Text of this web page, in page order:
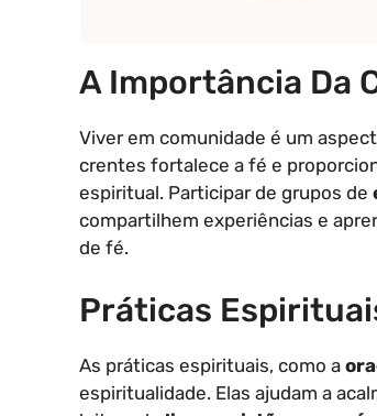
A Importância Da
Viver em comunidade é um
crentes fortalece a fé e
espiritual. Participar de grupos de
compartilhem experiências e
de fé.
Práticas
As práticas espirituais, como a
espiritualidade. Elas ajudam a